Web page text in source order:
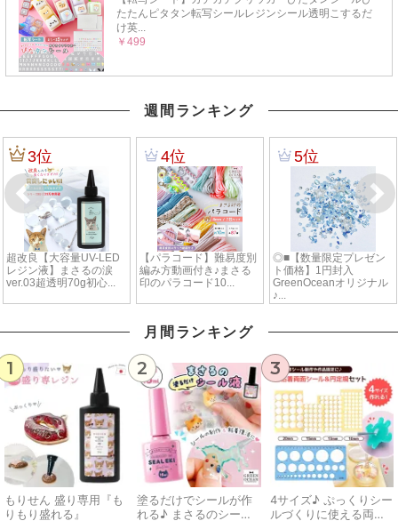
週間ランキング
月間ランキング
1
もりせん 盛り専用『も
りもり盛れる』
2
塗るだけでシールが作
れる♪ まさるのシール
3
4サイズ♪ ぷっくりシー
ルづくりに使える両面